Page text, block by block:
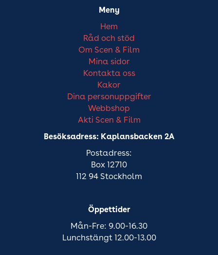
Meny
Hem
Råd och stöd
Om Scen & Film
Mina sidor
Kontakta oss
Kakor
Dina personuppgifter
Webbshop
Akti Scen & Film
Besöksadress: Kaplansbacken 2A
Postadress:
Box 12710
112 94 Stockholm
Öppettider
Mån-Fre: 9.00-16.30
Lunchstängt 12.00-13.00